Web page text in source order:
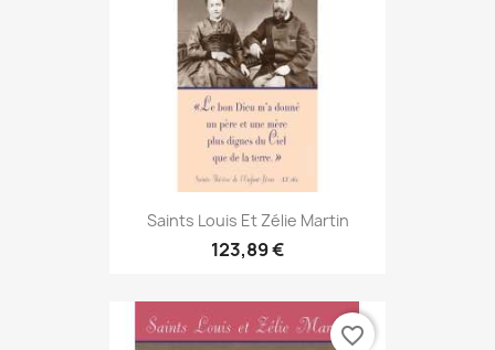
Saints Louis Et Zélie Martin
123,89 €
favorite_border